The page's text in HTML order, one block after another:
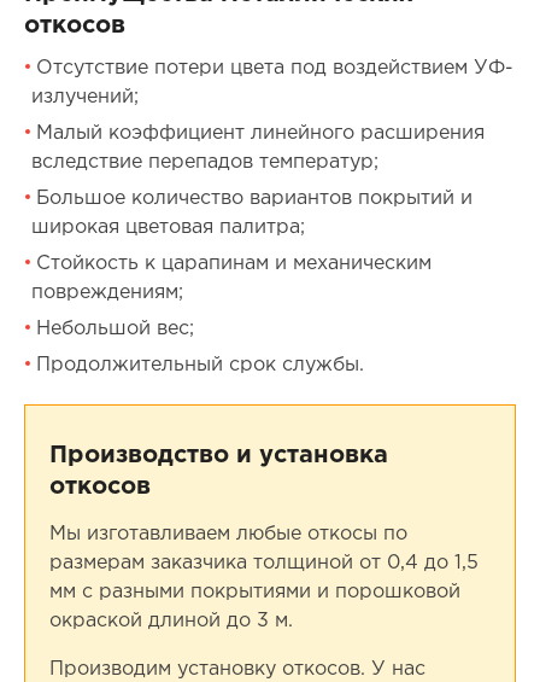
откосов
Отсутствие потери цвета под воздействием УФ-
излучений;
Малый коэффициент линейного расширения
вследствие перепадов температур;
Большое количество вариантов покрытий и
широкая цветовая палитра;
Стойкость к царапинам и механическим
повреждениям;
Небольшой вес;
Продолжительный срок службы.
Производство и установка
откосов
Мы изготавливаем любые откосы по
размерам заказчика толщиной от 0,4 до 1,5
мм с разными покрытиями и порошковой
окраской длиной до 3 м.
Производим установку откосов. У нас